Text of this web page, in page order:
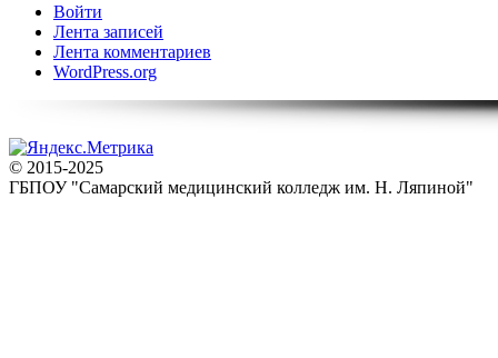
Войти
Лента записей
Лента комментариев
WordPress.org
© 2015-2025
ГБПОУ "Самарский медицинский колледж им. Н. Ляпиной"